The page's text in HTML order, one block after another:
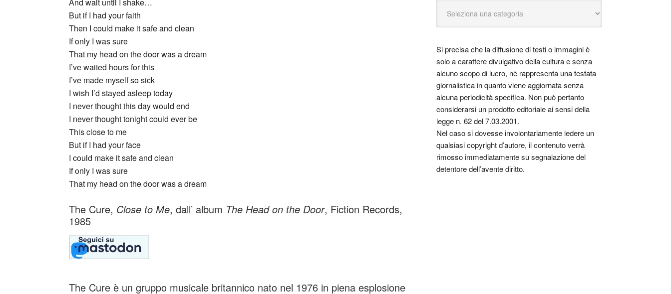
But if I had your faith
Then I could make it safe and clean
If only I was sure
That my head on the door was a dream
I’ve waited hours for this
I’ve made myself so sick
I wish I’d stayed asleep today
I never thought this day would end
I never thought tonight could ever be
This close to me
But if I had your face
I could make it safe and clean
If only I was sure
That my head on the door was a dream
The Cure, Close to Me, dall’ album The Head on the Door, Fiction Records,
1985
The Cure è un gruppo musicale britannico nato nel 1976 in piena esplosione
Si precisa che la diffusione di testi o immagini è
solo a carattere divulgativo della cultura e senza
alcuno scopo di lucro, nè rappresenta una testata
giornalistica in quanto viene aggiornata senza
alcuna periodicità specifica. Non può pertanto
considerarsi un prodotto editoriale ai sensi della
legge n. 62 del 7.03.2001.
Nel caso si dovesse involontariamente ledere un
qualsiasi copyright d’autore, il contenuto verrà
rimosso immediatamente su segnalazione del
detentore dell’avente diritto.